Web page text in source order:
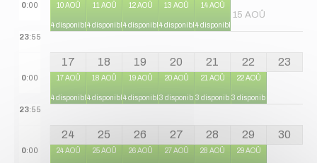
0:00 10 AOÛ
4 disponibles
11 AOÛ
4 disponibles
12 AOÛ
4 disponibles
13 AOÛ
4 disponibles
14 AOÛ
4 disponibles
15 AOÛ
23:55
17 18 19 20 21 22 23
0:00 17 AOÛ
4 disponibles
18 AOÛ
4 disponibles
19 AOÛ
4 disponibles
20 AOÛ
3 disponibles
21 AOÛ
3 disponibles
22 AOÛ
3 disponibles
23:55
24 25 26 27 28 29 30
0:00 24 AOÛ 25 AOÛ 26 AOÛ 27 AOÛ 28 AOÛ 29 AOÛ